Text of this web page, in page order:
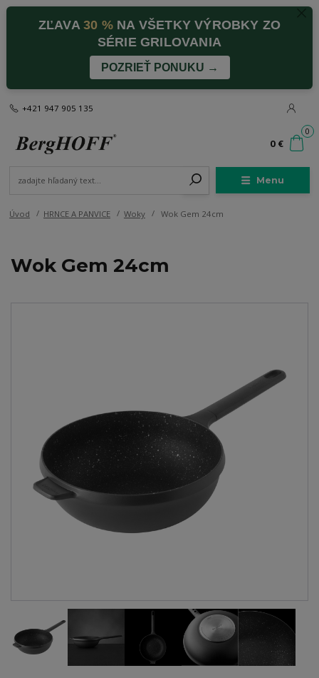
ZĽAVA30 %NA VŠETKY VÝROBKY ZO
SÉRIE GRILOVANIA
POZRIEŤ PONUKU →
Menu
+421 947 905 135
0
0 €
Úvod HRNCE A PANVICE Woky Wok Gem 24cm
Wok Gem 24cm